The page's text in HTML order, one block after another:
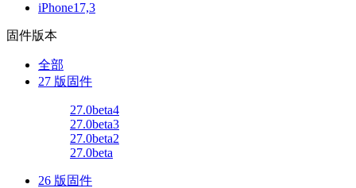
iPhone17,3
固件版本
全部
27 版固件
27.0beta4
27.0beta3
27.0beta2
27.0beta
26 版固件